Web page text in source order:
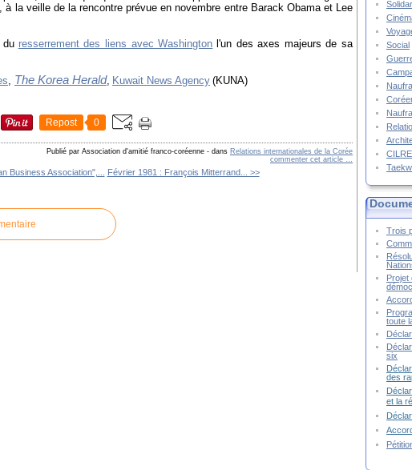
à la veille de la rencontre prévue en novembre entre Barack Obama et Lee
du resserrement des liens avec Washington l'un des axes majeurs de sa
, The Korea Herald, Kuwait News Agency (KUNA)
Repost 0
Publié par Association d'amitié franco-coréenne - dans Relations internationales de la Corée
commenter cet article …
Business Association",... Février 1981 : François Mitterrand... >>
Social
Trois
Projet
toute
six
des
et la